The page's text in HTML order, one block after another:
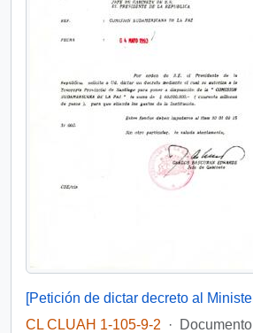
CL CLUAH 1-105-9-2
· Documento